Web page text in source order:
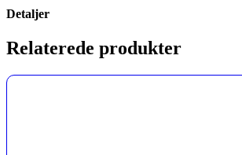
Detaljer
Relaterede produkter